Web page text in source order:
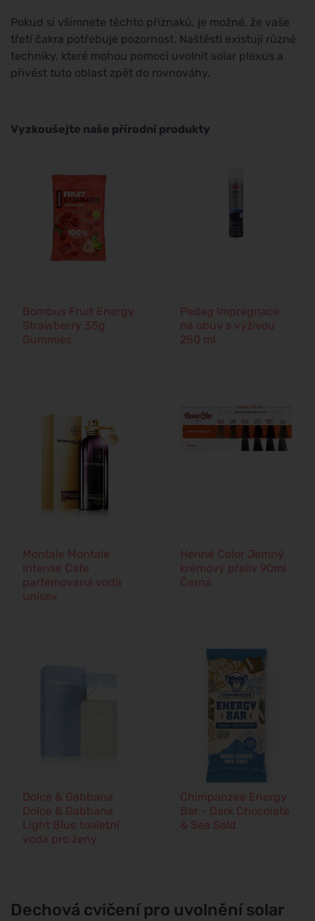
Pokud si všimnete těchto příznaků, je možné, že vaše
třetí čakra potřebuje pozornost. Naštěstí existují různé
techniky, které mohou pomoci uvolnit solar plexus a
přivést tuto oblast zpět do rovnováhy.
Vyzkoušejte naše přírodní produkty
Bombus Fruit Energy
Strawberry 35g
Gummies
Pedag Impregnace
na obuv s výživou
250 ml
Montale Montale
Intense Cafe
parfémovaná voda
unisex
Henné Color Jemný
krémový přeliv 90ml
Černá
Dolce & Gabbana
Dolce & Gabbana
Light Blue toaletní
voda pro ženy
Chimpanzee Energy
Bar - Dark Chocolate
& Sea Sald
Dechová cvičení pro uvolnění solar